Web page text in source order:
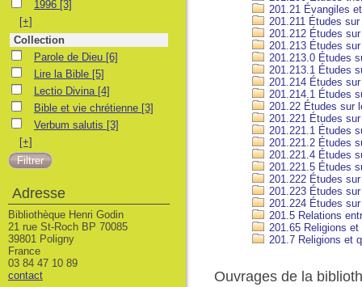
201.21 Évangiles
201.211 Études
201.212 Études
201.213 Études
201.213.0 Études
201.213.1 Études
201.214 Études
201.214.1 Études
201.22 Études sur
201.221 Études
201.221.1 Études
201.221.2 Études
201.221.4 Études
201.221.5 Études
201.222 Études
201.223 Études
201.224 Études
201.5 Relations
201.65 Religions
201.7 Religions et
Ouvrages de la
1996 1996 [3]
[+]
Collection
Parole de Dieu
Parole de Dieu [6]
Lire la BibleLire la Bible [5]
Lectio Divina
Lectio Divina [4]
Bible et vie chrétienne
Bible et vie chrétienne [3]
Verbum salutis
Verbum salutis [3]
[+]
Adresse
Bibliothèque Henri Godin
21 rue St-Roch BP 70085
39801 Poligny
France
03 84 47 10 89
contact